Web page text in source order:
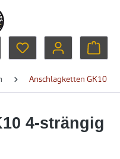
Du hast 0 Produkte
Anschlagketten GK10
4-strängig